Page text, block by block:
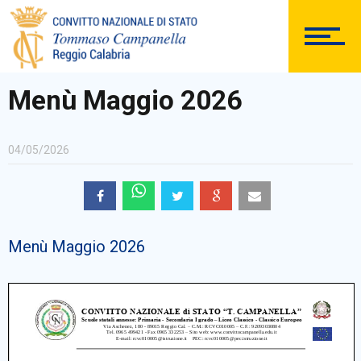
DOCUMENTAZIONE
PERSONALE
Comunicazioni Esterne
BACHECA SINDACALE
Menù Maggio 2026
04/05/2026
Menù Maggio 2026